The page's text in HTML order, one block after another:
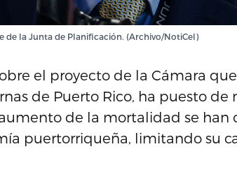
de la Junta de Planificación. (Archivo/NotiCel)
el proyecto de la Cámara
de Puerto Rico, ha puesto
de la mortalidad se han
puertorriqueña, limitando su